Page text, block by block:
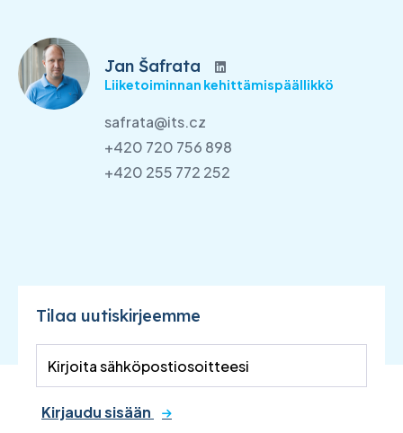
Jan Šafrata
Liiketoiminnan kehittämispäällikkö
safrata@its.cz
+420 720 756 898
+420 255 772 252
Tilaa uutiskirjeemme
Kirjaudu sisään